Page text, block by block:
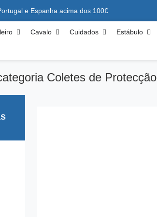
e Espanha acima dos 100€
Cavalo Cuidados Estábulo
Coletes de Protecção